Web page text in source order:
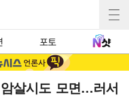
포토
살시도 모면…러서